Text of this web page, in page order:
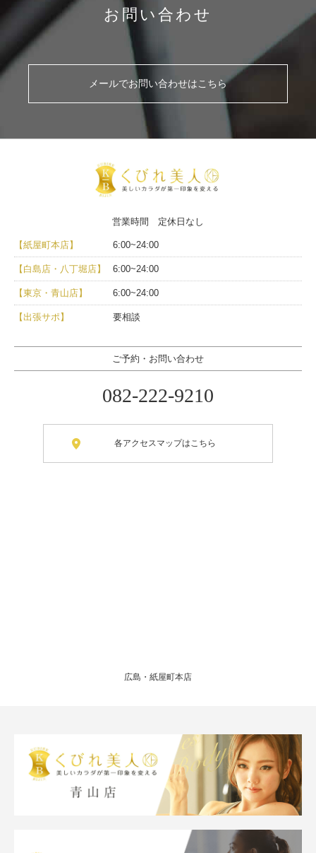
お問い合わせ
メールでお問い合わせはこちら
営業時間 定休日なし
【紙屋町本店】 6:00~24:00
【白島店・八丁堀店】 6:00~24:00
【東京・青山店】 6:00~24:00
【出張サポ】 要相談
ご予約・お問い合わせ
082-222-9210
各アクセスマップはこちら
広島・紙屋町本店